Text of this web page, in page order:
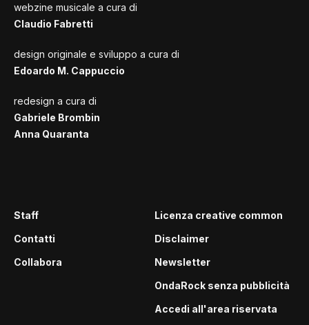
webzine musicale a cura di
Claudio Fabretti
design originale e sviluppo a cura di
Edoardo M. Cappuccio
redesign a cura di
Gabriele Brombin
Anna Quaranta
Staff
Contatti
Collabora
Licenza creative common
Disclaimer
Newsletter
OndaRock senza pubblicità
Accedi all'area riservata